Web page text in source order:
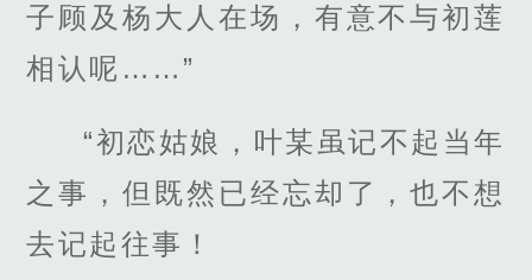
子顾及杨大人在场，有意不与初莲
相认呢……”
“初恋姑娘，叶某虽记不起当年
之事，但既然已经忘却了，也不想
去记起往事！